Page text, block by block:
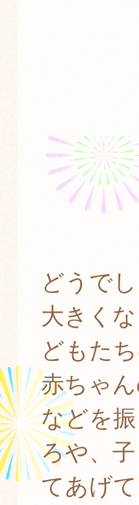
どうで
大きく
どもた
赤ちゃ
などを
ろや、
てあげて